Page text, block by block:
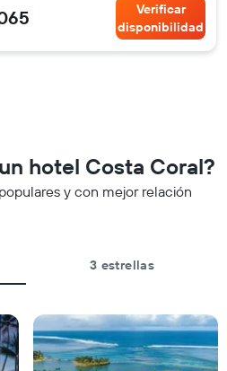
Verificar
disponibilidad
hotel Costa Coral?
y con mejor relación
3 estrellas